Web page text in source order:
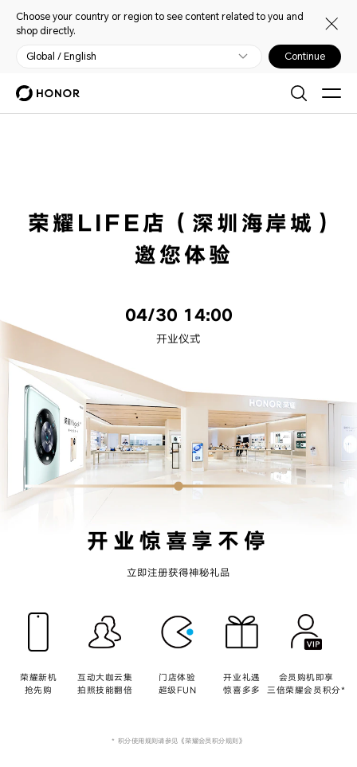
Choose your country or region to see content related to you and
shop directly.
Global / English Continue
荣耀LIFE店（深圳海岸城）
邀您体验
04/30 14:00
开业仪式
开业惊喜享不停
立即注册获得神秘礼品
荣耀新机
抢先购
互动大咖云集
拍照技能翻倍
门店体验
超级FUN
开业礼遇
惊喜多多
会员购机即享
三倍荣耀会员积分*
* 积分使用规则请参见《荣耀会员积分规则》